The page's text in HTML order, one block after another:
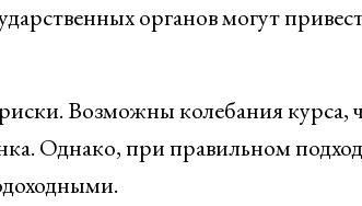
органов могут
Возможны колебания курса,
Однако, при правильном